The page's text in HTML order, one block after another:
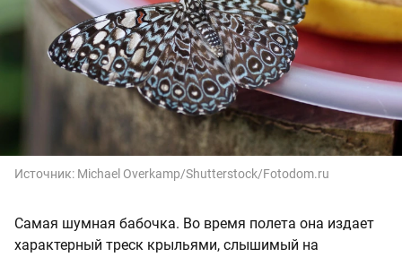
Источник: Michael Overkamp/Shutterstock/Fotodom.ru
Самая шумная бабочка. Во время полета она издает
характерный треск крыльями, слышимый на